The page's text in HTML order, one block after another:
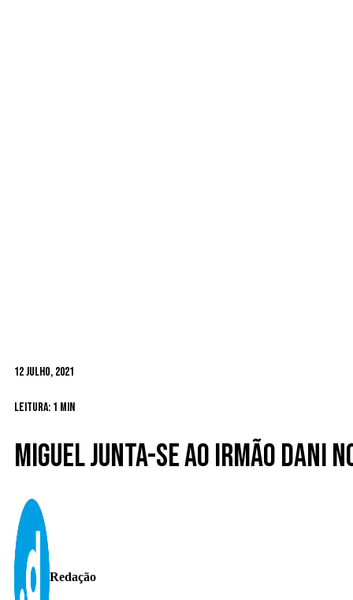
12 Julho, 2021
Leitura: 1 min
Miguel junta-se ao irmão Dani
Redação